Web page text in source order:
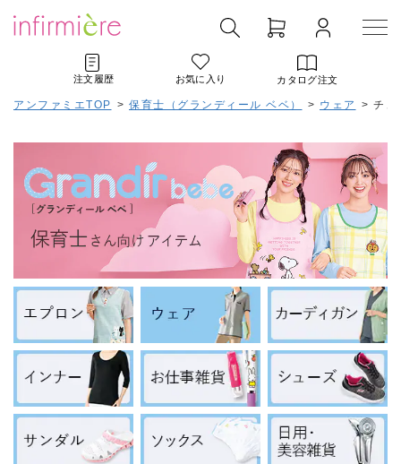
注文履歴 お気に入り カタログ注文
アンファミエTOP > 保育士（グランディール ベベ） > ウェア > チュ